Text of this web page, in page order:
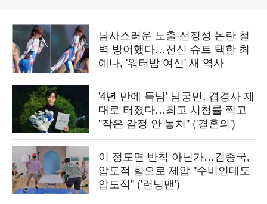
남사스러운 노출·선정성 논란 철
벽 방어했다…전신 슈트 택한 최
예나, '워터밤 여신' 새 역사
'4년 만에 득남' 남궁민, 겹경사 제
대로 터졌다…최고 시청률 찍고
"작은 감정 안 놓쳐" ('결혼의')
이 정도면 반칙 아닌가…김종국,
압도적 힘으로 제압 "수비인데도
압도적" ('런닝맨')